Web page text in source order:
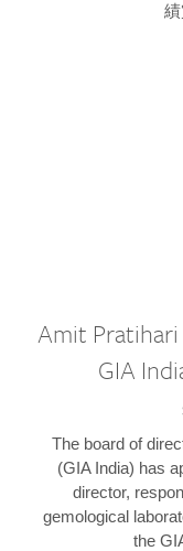
績
Amit
GIA
The board of
(GIA India) has
director,
gemological
the